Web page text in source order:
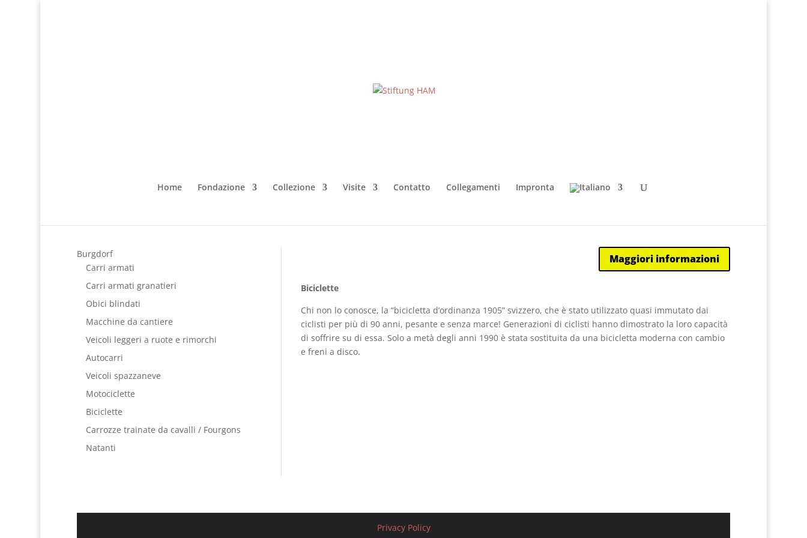
Home Fondazione Collezione Visite Contatto Collegamenti Impronta
Burgdorf
Carri armati
Carri armati granatieri
Obici blindati
Macchine da cantiere
Veicoli leggeri a ruote e rimorchi
Autocarri
Veicoli spazzaneve
Motociclette
Biciclette
Carrozze trainate da cavalli / Fourgons
Natanti
Maggiori informazioni
Biciclette
Chi non lo conosce, la “bicicletta d’ordinanza 1905” svizzero, che è stato utilizzato quasi immutato dai
ciclisti per più di 90 anni, pesante e senza marce! Generazioni di ciclisti hanno dimostrato la loro capacità
di soffrire su di essa. Solo a metà degli anni 1990 è stata sostituita da una bicicletta moderna con cambio
e freni a disco.
Privacy Policy